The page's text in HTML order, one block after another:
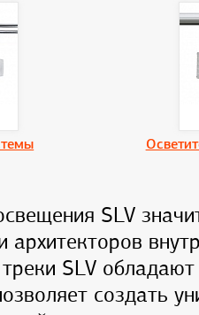
SLV
архитекторов
SLV
создать